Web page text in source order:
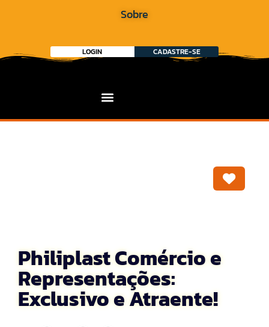
Sobre
LOGIN CADASTRE-SE
Philiplast Comércio e
Representações:
Exclusivo e Atraente!